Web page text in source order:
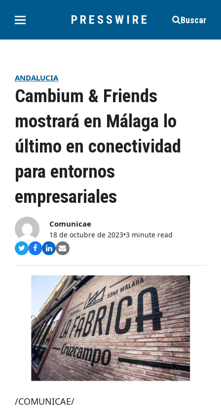
PRESSWIRE Buscar
ANDALUCIA
Cambium & Friends
mostrará en Málaga lo
último en conectividad
para entornos
empresariales
Comunicae
18 de octubre de 2023•3 minute read
Compartir
Twitter
Compartir
Facebook
Compartir
LinkedIn
Share
Email
/COMUNICAE/